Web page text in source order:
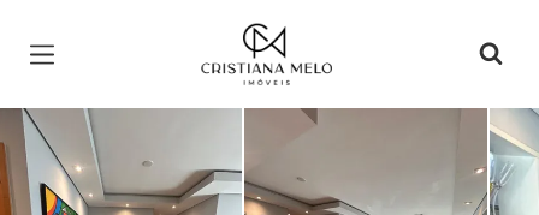
Página inicial